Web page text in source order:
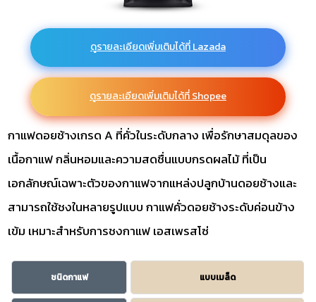
ดูรายละเอียดเพิ่มเติมได้ที่ Lazada
ดูรายละเอียดเพิ่มเติมได้ที่ Shopee
กาแฟดอยช้างเกรด A ที่คั่วในระดับกลาง เพื่อรักษาสมดุลของ
เนื้อกาแฟ กลิ่นหอมและความสดชื่นแบบกรดผลไม้ ที่เป็น
เอกลักษณ์เฉพาะตัวของกาแฟจากแหล่งปลูกบ้านดอยช้างและ
สามารถใช้ชงในหลายรูปแบบ กาแฟคั่วดอยช้างระดับค่อนข้าง
เข้ม เหมาะสำหรับการชงกาแฟ เอสเพรสโซ่
ชนิดกาแฟ แบบเมล็ด